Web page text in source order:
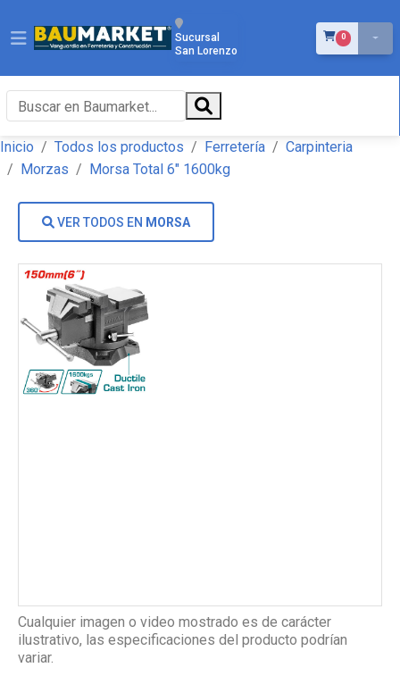
Sucursal
San Lorenzo
0ÍTEMS EN EL
Inicio Todos los productos Ferretería
Carpinteria
Morzas
Morsa Total 6" 1600kg
VER TODOS EN MORSA
Cualquier imagen o video mostrado es de carácter
ilustrativo, las especificaciones del producto podrían
variar.